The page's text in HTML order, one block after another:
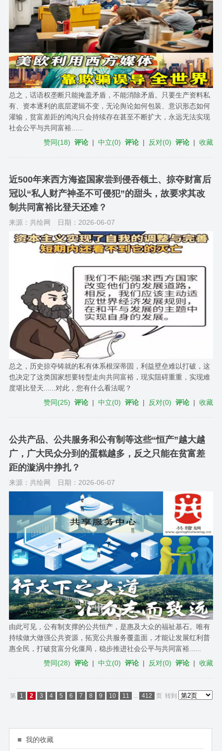
总之，话语权垄断只能掩盖矛盾，不能消除矛盾。只要生产资料私
有、资本逐利的底层逻辑不变，无论舆论如何包装、意识形态如何
灌输，贫富差距的鸿沟只会持续存在甚至不断扩大，永远无法实现
社会公平与共同富裕......
赞同(18) 评论 |中立(0) 评论 | 反对(0) 评论 |收藏
近500年来西方海盗国家尝到侵吞领土、掠夺财富后
冠以“私人财产神圣不可侵犯”的甜头，故要求其改
制共同富裕比登天还难？
来源：共绘网 日期：2026-06-07
总之，历史掠夺铸就的私有体系根深蒂固，利益壁垒难以打破，这
也决定了这类国家想要转型走向共同富裕，现实阻碍重重，实现难
度堪比登天......对此，您有什么看法呢？
赞同(25) 评论 |中立(0) 评论 | 反对(0) 评论 |收藏
公共产品、公共服务和公有制等这些“恒产”越大越
广，广大民众分到的蛋糕越多，反之只能在贫富差
距的漩涡中挣扎？
来源：共绘网 日期：2026-06-07
由此可见，公有制支撑的公共恒产，是惠及大众的福祉基石。唯有
持续做大做强公共资源，拓宽公共服务覆盖面，才能让发展红利普
惠全民，打破贫富分化僵局，稳步推进社会公平与共同富裕......
赞同(28) 评论 |中立(0) 评论 | 反对(0) 评论 |收藏
第 1 2 3 4 5 6 7 8 9 10 11 ... 412 页 转到
我的收藏